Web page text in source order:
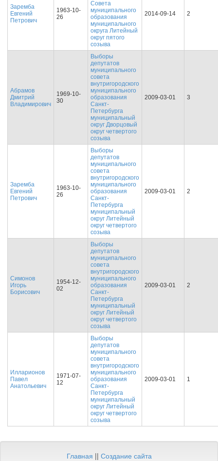
Заремба
Евгений
Петрович
1963-10-
26
Совета
муниципального
образования
муниципального
округа Литейный
округ пятого
созыва
2014-09-14 2
Абрамов
Дмитрий
Владимирович
1969-10-
30
Выборы
депутатов
муниципального
совета
внутригородского
муниципального
образования
Санкт-
Петербурга
муниципальный
округ Дворцовый
округ четвертого
созыва
2009-03-01 3
Заремба
Евгений
Петрович
1963-10-
26
Выборы
депутатов
муниципального
совета
внутригородского
муниципального
образования
Санкт-
Петербурга
муниципальный
округ Литейный
округ четвертого
созыва
2009-03-01 2
Симонов
Игорь
Борисович
1954-12-
02
Выборы
депутатов
муниципального
совета
внутригородского
муниципального
образования
Санкт-
Петербурга
муниципальный
округ Литейный
округ четвертого
созыва
2009-03-01 2
Илларионов
Павел
Анатольевич
1971-07-
12
Выборы
депутатов
муниципального
совета
внутригородского
муниципального
образования
Санкт-
Петербурга
муниципальный
округ Литейный
округ четвертого
созыва
2009-03-01 1
Главная || Создание сайта